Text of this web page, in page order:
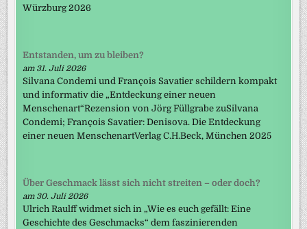
Würzburg 2026
Entstanden, um zu bleiben?
am 31. Juli 2026
Silvana Condemi und François Savatier schildern kompakt
und informativ die „Entdeckung einer neuen
Menschenart“Rezension von Jörg Füllgrabe zuSilvana
Condemi; François Savatier: Denisova. Die Entdeckung
einer neuen MenschenartVerlag C.H.Beck, München 2025
Über Geschmack lässt sich nicht streiten – oder doch?
am 30. Juli 2026
Ulrich Raulff widmet sich in „Wie es euch gefällt: Eine
Geschichte des Geschmacks“ dem faszinierenden